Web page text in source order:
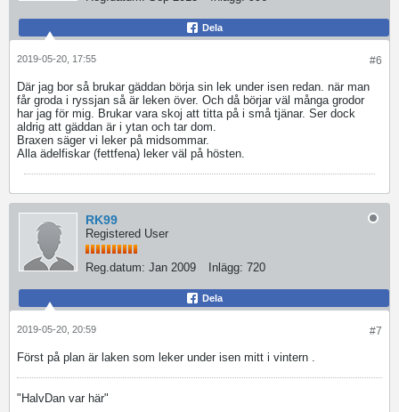
Dela
#6
2019-05-20, 17:55
Där jag bor så brukar gäddan börja sin lek under isen redan. när man
får groda i ryssjan så är leken över. Och då börjar väl många grodor
har jag för mig. Brukar vara skoj att titta på i små tjänar. Ser dock
aldrig att gäddan är i ytan och tar dom.
Braxen säger vi leker på midsommar.
Alla ädelfiskar (fettfena) leker väl på hösten.
RK99
Registered User
Reg.datum: Jan 2009 Inlägg: 720
Dela
#7
2019-05-20, 20:59
Först på plan är laken som leker under isen mitt i vintern .
"HalvDan var här"